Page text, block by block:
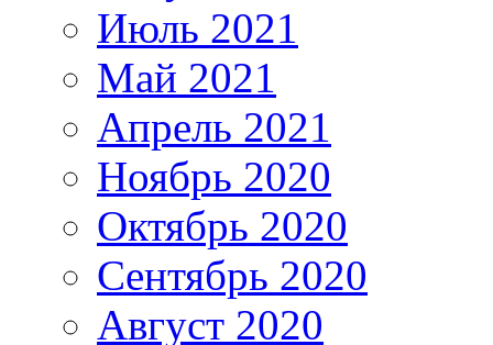
Июль 2021
Май 2021
Апрель 2021
Ноябрь 2020
Октябрь 2020
Сентябрь 2020
Август 2020